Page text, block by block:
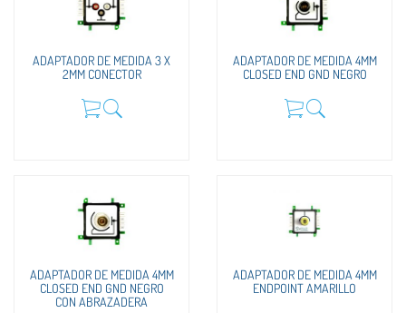
ADAPTADOR DE MEDIDA 3 X
2MM CONECTOR
ADAPTADOR DE MEDIDA 4MM
CLOSED END GND NEGRO
ADAPTADOR DE MEDIDA 4MM
CLOSED END GND NEGRO
CON ABRAZADERA
ADAPTADOR DE MEDIDA 4MM
ENDPOINT AMARILLO